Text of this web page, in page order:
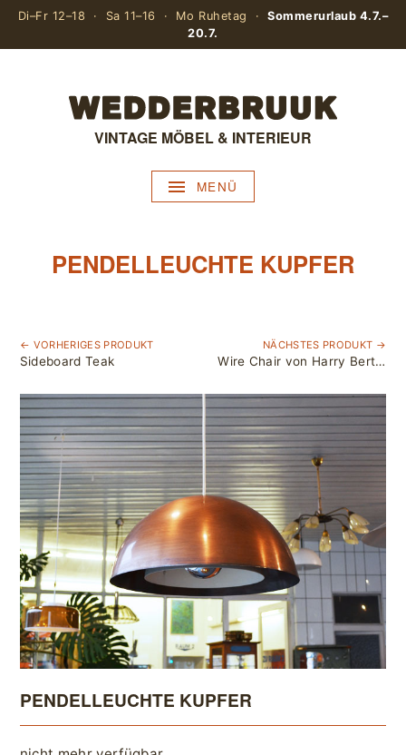
Di–Fr 12–18 · Sa 11–16 · Mo Ruhetag ·Sommerurlaub 4.7.–
20.7.
VINTAGE MÖBEL & INTERIEUR
MENÜ
PENDELLEUCHTE KUPFER
← VORHERIGES PRODUKT
Sideboard Teak
NÄCHSTES PRODUKT →
Wire Chair von Harry Bertoia für Knoll International
PENDELLEUCHTE KUPFER